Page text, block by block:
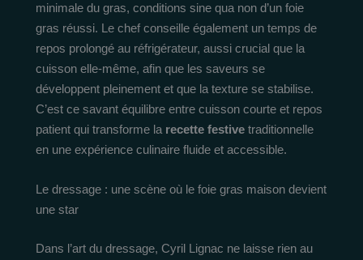
minimale du gras, conditions sine qua non d’un foie
gras réussi. Le chef conseille également un temps de
repos prolongé au réfrigérateur, aussi crucial que la
cuisson elle-même, afin que les saveurs se
développent pleinement et que la texture se stabilise.
C’est ce savant équilibre entre cuisson courte et repos
patient qui transforme la recette festive traditionnelle
en une expérience culinaire fluide et accessible.
Le dressage : une scène où le foie gras maison devient
une star
Dans l’art du dressage, Cyril Lignac ne laisse rien au